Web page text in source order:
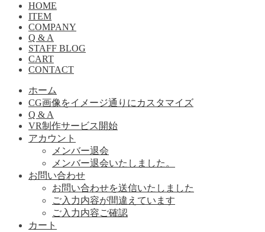
HOME
ITEM
COMPANY
Q & A
STAFF BLOG
CART
CONTACT
ホーム
CG画像をイメージ通りにカスタマイズ
Q & A
VR制作サービス開始
アカウント
メンバー退会
メンバー退会いたしました。
お問い合わせ
お問い合わせを送信いたしました
ご入力内容が間違えています
ご入力内容ご確認
カート